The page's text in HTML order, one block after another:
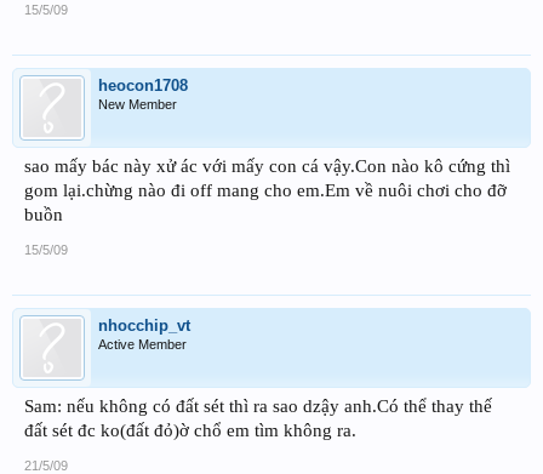
15/5/09
heocon1708
New Member
sao mấy bác này xử ác với mấy con cá vậy.Con nào kô cứng thì
gom lại.chừng nào đi off mang cho em.Em về nuôi chơi cho đỡ
buồn
15/5/09
nhocchip_vt
Active Member
Sam: nếu không có đất sét thì ra sao dzậy anh.Có thể thay thế
đất sét đc ko(đất đỏ)ờ chổ em tìm không ra.
21/5/09